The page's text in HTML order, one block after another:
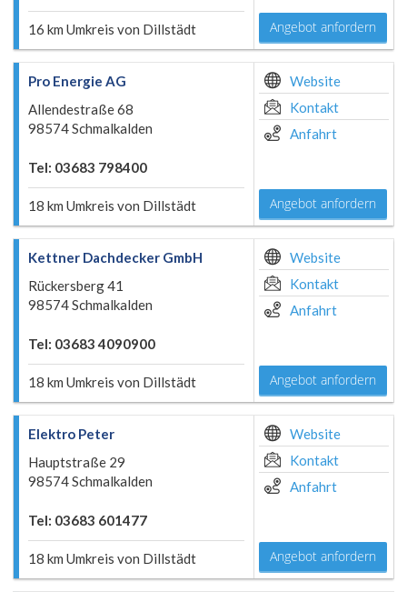
16 km Umkreis von Dillstädt Angebot anfordern
Pro Energie AG
Allendestraße 68
98574 Schmalkalden
Tel: 03683 798400
18 km Umkreis von Dillstädt
Website
Kontakt
Anfahrt
Angebot anfordern
Kettner Dachdecker GmbH
Rückersberg 41
98574 Schmalkalden
Tel: 03683 4090900
18 km Umkreis von Dillstädt
Website
Kontakt
Anfahrt
Angebot anfordern
Elektro Peter
Hauptstraße 29
98574 Schmalkalden
Tel: 03683 601477
18 km Umkreis von Dillstädt
Website
Kontakt
Anfahrt
Angebot anfordern